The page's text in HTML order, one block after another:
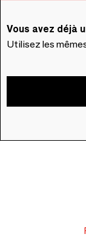
Vous avez déjà
Utilisez les